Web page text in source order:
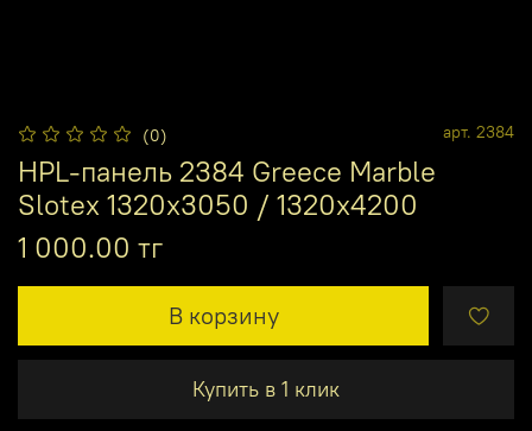
(0) арт. 2384
HPL-панель 2384 Greece Marble
Slotex 1320х3050 / 1320х4200
1 000.00 тг
В корзину
Купить в 1 клик